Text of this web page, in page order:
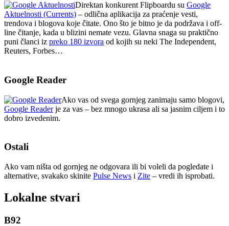
Direktan konkurent Flipboardu su Google
Aktuelnosti (Currents) – odlična aplikacija za praćenje vesti,
trendova i blogova koje čitate. Ono što je bitno je da podržava i off-
line čitanje, kada u blizini nemate vezu. Glavna snaga su praktično
puni članci iz preko 180 izvora od kojih su neki The Independent,
Reuters, Forbes…
Google Reader
Ako vas od svega gornjeg zanimaju samo blogovi,
Google Readerje za vas – bez mnogo ukrasa ali sa jasnim ciljem i to
dobro izvedenim.
Ostali
Ako vam ništa od gornjeg ne odgovara ili bi voleli da pogledate i
alternative, svakako skinite Pulse News i Zite – vredi ih isprobati.
Lokalne stvari
B92